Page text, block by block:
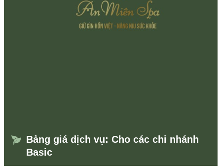
Bảng giá dịch vụ: Cho các chi nhánh
Basic